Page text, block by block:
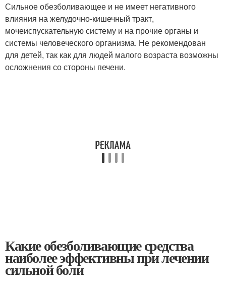
Сильное обезболивающее и не имеет негативного
влияния на желудочно-кишечный тракт,
мочеиспускательную систему и на прочие органы и
системы человеческого организма. Не рекомендован
для детей, так как для людей малого возраста возможны
осложнения со стороны печени.
Какие обезболивающие средства
наиболее эффективны при лечении
сильной боли